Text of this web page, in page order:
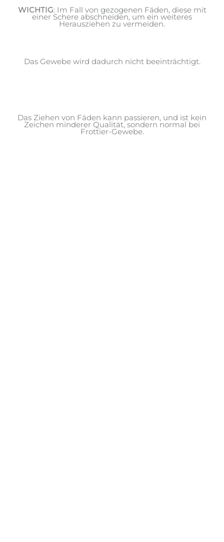
WICHTIG: Im Fall von gezogenen Fäden, diese mit
einer Schere abschneiden, um ein weiteres
Herausziehen zu vermeiden.
Das Gewebe wird dadurch nicht beeinträchtigt.
Das Ziehen von Fäden kann passieren, und ist kein
Zeichen minderer Qualität, sondern normal bei
Frottier-Gewebe.